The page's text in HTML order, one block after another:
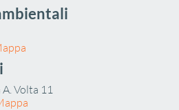
Volta 11